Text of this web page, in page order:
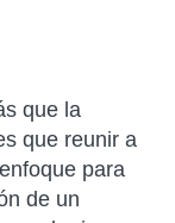
que la
que reunir a
para
de un